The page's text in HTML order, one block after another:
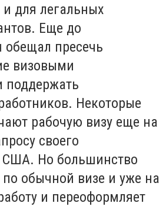
и для легальных
Еще до
обещал пресечь
визовыми
Некоторые
рабочую визу еще на
своего
США. Но большинство
обычной визе и уже на
и переоформляет